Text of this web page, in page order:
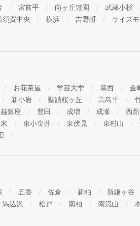
宮前平 向ヶ丘遊園 武蔵小杉
須賀中央 横浜 吉野町
ライズ
お花茶屋 学芸大学 葛西 金
新小岩 聖蹟桜ヶ丘 高島平
越銀座 豊田 成増 成瀬
西
東小金井 東伏見 東村山
五香 佐倉 新柏 新鎌ヶ谷
馬込沢 松戸 南柏 南流山